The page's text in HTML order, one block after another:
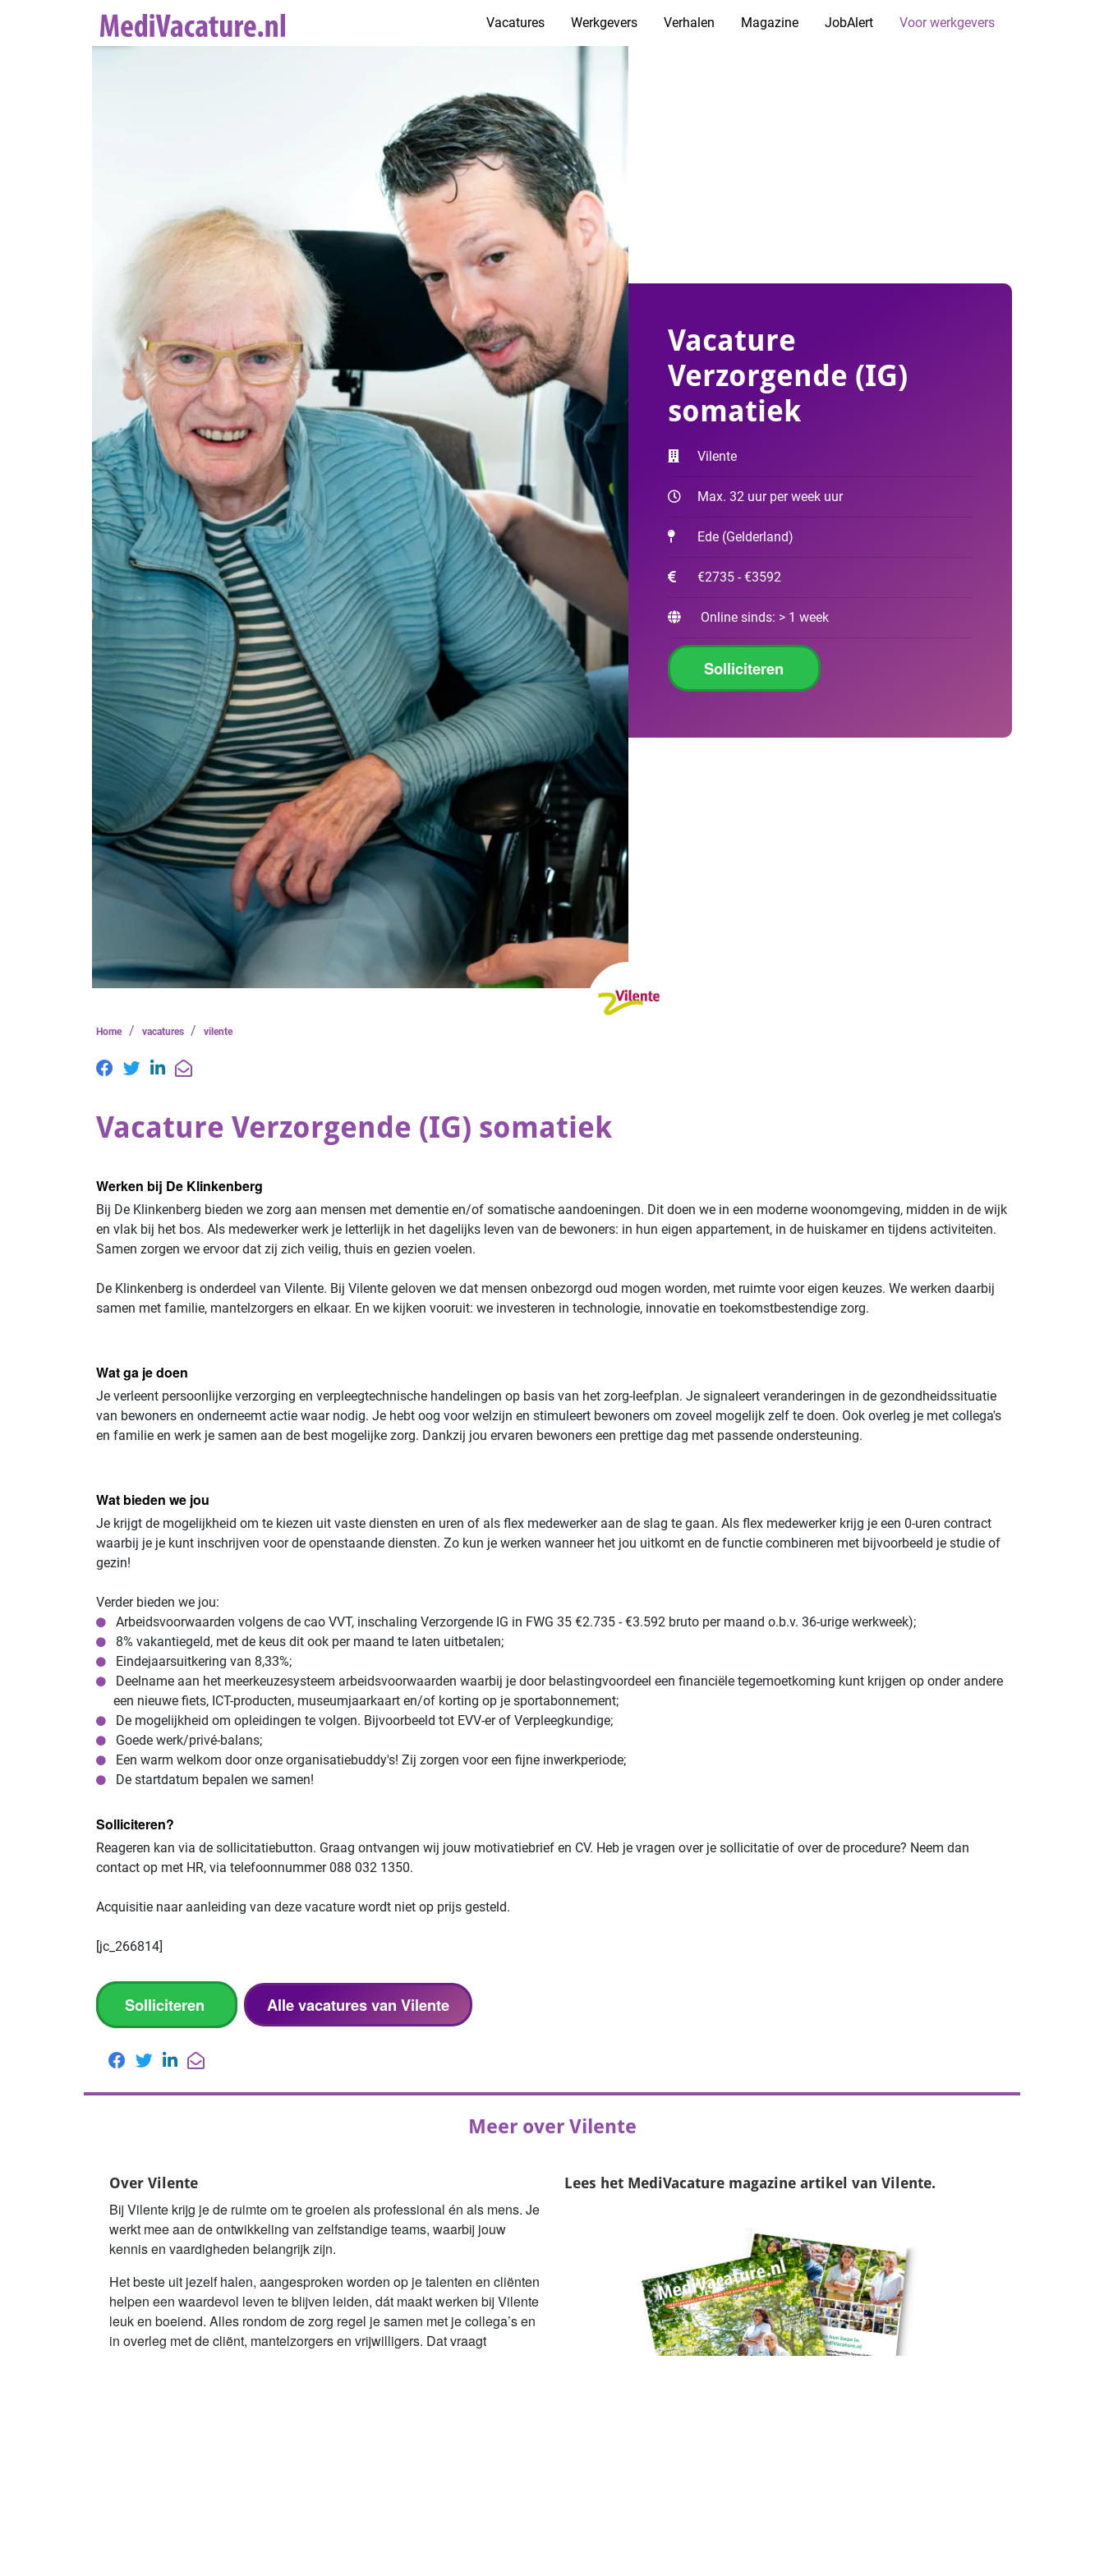
Vacatures Werkgevers Verhalen Magazine JobAlert Voor werkgevers
Vacature
Verzorgende (IG)
somatiek
Vilente
Max. 32 uur per week uur
Ede (Gelderland)
€2735 - €3592
Online sinds: > 1 week
Solliciteren
Home / vacatures / vilente
Vacature Verzorgende (IG) somatiek
Werken bij De Klinkenberg
Bij De Klinkenberg bieden we zorg aan mensen met dementie en/of somatische aandoeningen. Dit doen we in een moderne woonomgeving, midden in de wijk
en vlak bij het bos. Als medewerker werk je letterlijk in het dagelijks leven van de bewoners: in hun eigen appartement, in de huiskamer en tijdens activiteiten.
Samen zorgen we ervoor dat zij zich veilig, thuis en gezien voelen.
De Klinkenberg is onderdeel van Vilente. Bij Vilente geloven we dat mensen onbezorgd oud mogen worden, met ruimte voor eigen keuzes. We werken daarbij
samen met familie, mantelzorgers en elkaar. En we kijken vooruit: we investeren in technologie, innovatie en toekomstbestendige zorg.
Wat ga je doen
Je verleent persoonlijke verzorging en verpleegtechnische handelingen op basis van het zorg-leefplan. Je signaleert veranderingen in de gezondheidssituatie
van bewoners en onderneemt actie waar nodig. Je hebt oog voor welzijn en stimuleert bewoners om zoveel mogelijk zelf te doen. Ook overleg je met collega's
en familie en werk je samen aan de best mogelijke zorg. Dankzij jou ervaren bewoners een prettige dag met passende ondersteuning.
Wat bieden we jou
Je krijgt de mogelijkheid om te kiezen uit vaste diensten en uren of als flex medewerker aan de slag te gaan. Als flex medewerker krijg je een 0-uren contract
waarbij je je kunt inschrijven voor de openstaande diensten. Zo kun je werken wanneer het jou uitkomt en de functie combineren met bijvoorbeeld je studie of
gezin!
Verder bieden we jou:
Arbeidsvoorwaarden volgens de cao VVT, inschaling Verzorgende IG in FWG 35 €2.735 - €3.592 bruto per maand o.b.v. 36-urige werkweek);
8% vakantiegeld, met de keus dit ook per maand te laten uitbetalen;
Eindejaarsuitkering van 8,33%;
Deelname aan het meerkeuzesysteem arbeidsvoorwaarden waarbij je door belastingvoordeel een financiële tegemoetkoming kunt krijgen op onder andere
een nieuwe fiets, ICT-producten, museumjaarkaart en/of korting op je sportabonnement;
De mogelijkheid om opleidingen te volgen. Bijvoorbeeld tot EVV-er of Verpleegkundige;
Goede werk/privé-balans;
Een warm welkom door onze organisatiebuddy's! Zij zorgen voor een fijne inwerkperiode;
De startdatum bepalen we samen!
Solliciteren?
Reageren kan via de sollicitatiebutton. Graag ontvangen wij jouw motivatiebrief en CV. Heb je vragen over je sollicitatie of over de procedure? Neem dan
contact op met HR, via telefoonnummer 088 032 1350.
Acquisitie naar aanleiding van deze vacature wordt niet op prijs gesteld.
[jc_266814]
Solliciteren Alle vacatures van Vilente
Meer over Vilente
Over Vilente
Bij Vilente krijg je de ruimte om te groeien als professional én als mens. Je
werkt mee aan de ontwikkeling van zelfstandige teams, waarbij jouw
kennis en vaardigheden belangrijk zijn.
Het beste uit jezelf halen, aangesproken worden op je talenten en cliënten
helpen een waardevol leven te blijven leiden, dát maakt werken bij Vilente
leuk en boeiend. Alles rondom de zorg regel je samen met je collega’s en
in overleg met de cliënt, mantelzorgers en vrijwilligers. Dat vraagt
Lees het MediVacature magazine artikel van Vilente.